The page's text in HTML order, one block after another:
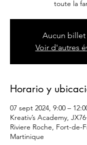
Aucun billet
Voir d'autres
Horario y
07 sept 2024, 9:00 –
Kreativ’s Academy,
Riviere Roche, Fort-de-
Martinique